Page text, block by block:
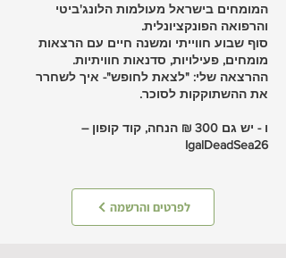
המומחים בישראל מעולמות הלונג'ביטי
והרפואה הפונקציונלית.
סוף שבוע חווייתי ומשנה חיים עם הרצאות
מומחים, פעילויות, סדנאות חוויתיות.
ההרצאה שלי: "לצאת לחופש"- איך לשחרר
את ההשתוקקות לסוכר.
ו - יש גם 300 ₪ הנחה, קוד קופון –
IgalDeadSea26
לפרטים והרשמה